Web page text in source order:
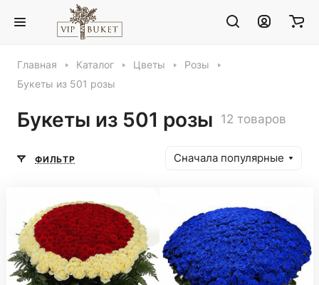
Главная Каталог Цветы
Розы
Букеты из 501 розы
Букеты из 501 розы 12 товаров
ФИЛЬТР Сначала популярные